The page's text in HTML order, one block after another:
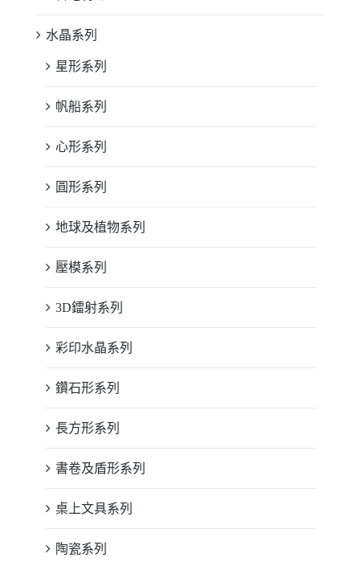
水晶系列
星形系列
帆船系列
心形系列
圓形系列
地球及植物系列
壓模系列
3D鐳射系列
彩印水晶系列
鑽石形系列
長方形系列
書卷及盾形系列
桌上文具系列
陶瓷系列